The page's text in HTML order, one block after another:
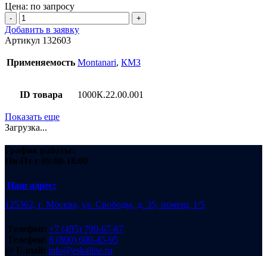
Цена: по запросу
Количество
товара
Шкив
канатоведущий
(КВШ)
Добавить в заявку
Артикул 132603
Применяемость Montanari, КМЗ
ID товара 1000К.22.00.001
Показать еще
Загрузка...
График работы:
Пн-Пт с 09:00-18:00
Наш адрес:
125362, г. Москва, ул. Свободы, д. 35, помещ. 1/5
Телефон: +7 (495) 790-67-67
Телефон: 8 (800) 600-45-95
@ E-mail: info@eskaline.ru